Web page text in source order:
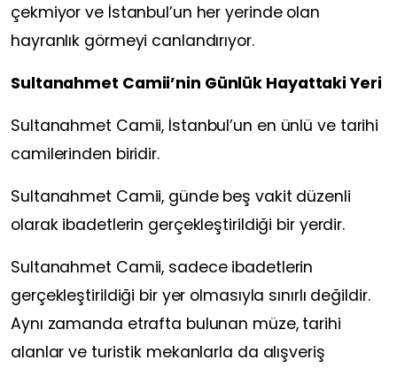
çekmiyor ve İstanbul’un her yerinde olan
hayranlık görmeyi canlandırıyor.
Sultanahmet Camii’nin Günlük Hayattaki Yeri
Sultanahmet Camii, İstanbul’un en ünlü ve tarihi
camilerinden biridir.
Sultanahmet Camii, günde beş vakit düzenli
olarak ibadetlerin gerçekleştirildiği bir yerdir.
Sultanahmet Camii, sadece ibadetlerin
gerçekleştirildiği bir yer olmasıyla sınırlı değildir.
Aynı zamanda etrafta bulunan müze, tarihi
alanlar ve turistik mekanlarla da alışveriş